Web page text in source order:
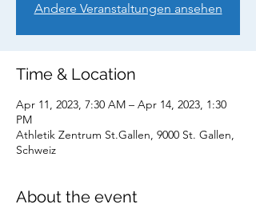
Andere Veranstaltungen ansehen
Time & Location
Apr 11, 2023, 7:30 AM – Apr 14, 2023, 1:30
PM
Athletik Zentrum St.Gallen, 9000 St. Gallen,
Schweiz
About the event